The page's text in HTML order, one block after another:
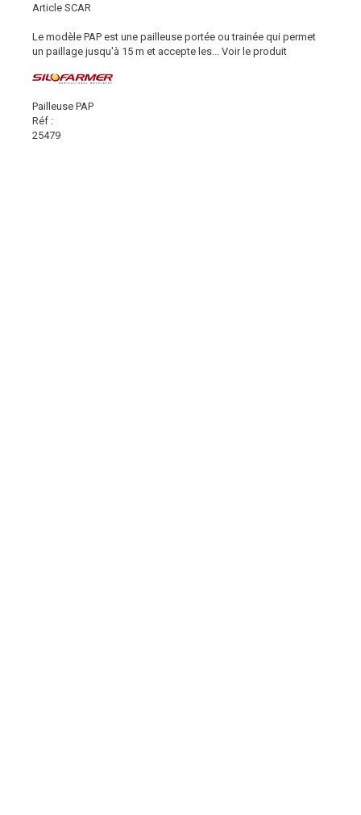
Article SCAR
Le modèle PAP est une pailleuse portée ou trainée qui permet
un paillage jusqu'à 15 m et accepte les...
Voir le produit
Pailleuse PAP
Réf :
25479